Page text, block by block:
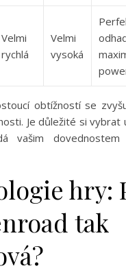
Velmi
rychlá
Velmi
vysoká
obtížností se
Je důležité si
vašim
hry:
tak